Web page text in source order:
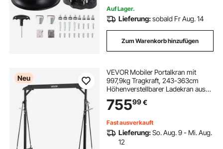
Auf Lager.
Lieferung:sobald Fr Aug. 14
Zum Warenkorb hinzufügen
Neu
VEVOR Mobiler Portalkran mit
997,9kg Tragkraft, 243-363cm
Höhenverstellbarer Ladekran aus
Stahl, Robuster Werkstattkran Inkl.
360° Lenkrollen mit Bremsen,
Baustelle Fabrik
75599€
Fast ausverkauft
Lieferung:So. Aug. 9 - Mi. Aug.
12